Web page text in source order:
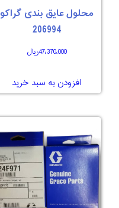
محلول عایق بندی گراکو
206994
47،370،000ریال
افزودن به سبد خرید